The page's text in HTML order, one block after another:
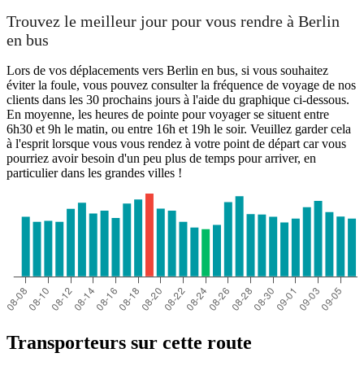
Trouvez le meilleur jour pour vous rendre à Berlin
en bus
Lors de vos déplacements vers Berlin en bus, si vous souhaitez
éviter la foule, vous pouvez consulter la fréquence de voyage de nos
clients dans les 30 prochains jours à l'aide du graphique ci-dessous.
En moyenne, les heures de pointe pour voyager se situent entre
6h30 et 9h le matin, ou entre 16h et 19h le soir. Veuillez garder cela
à l'esprit lorsque vous vous rendez à votre point de départ car vous
pourriez avoir besoin d'un peu plus de temps pour arriver, en
particulier dans les grandes villes !
Transporteurs sur cette route